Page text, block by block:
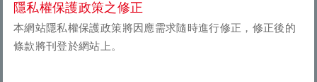
隱私權保護政策之修正
本網站隱私權保護政策將因應需求隨時進行修正，修正後的
條款將刊登於網站上。